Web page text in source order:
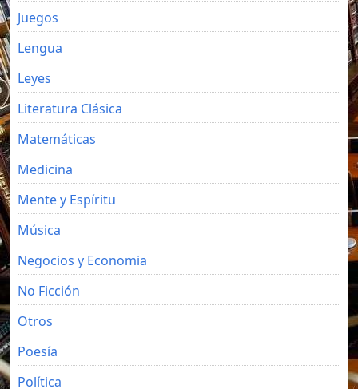
Juegos
Lengua
Leyes
Literatura Clásica
Matemáticas
Medicina
Mente y Espíritu
Música
Negocios y Economia
No Ficción
Otros
Poesía
Política